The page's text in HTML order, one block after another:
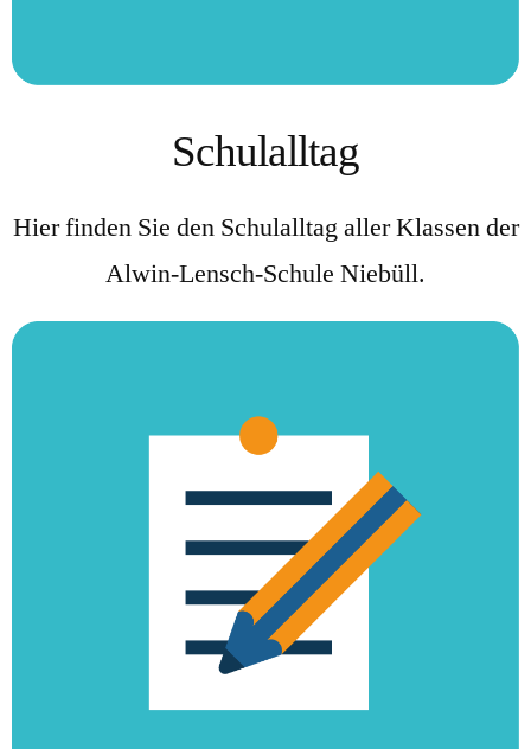
Schulalltag
Hier finden Sie den Schulalltag aller Klassen der
Alwin-Lensch-Schule Niebüll.